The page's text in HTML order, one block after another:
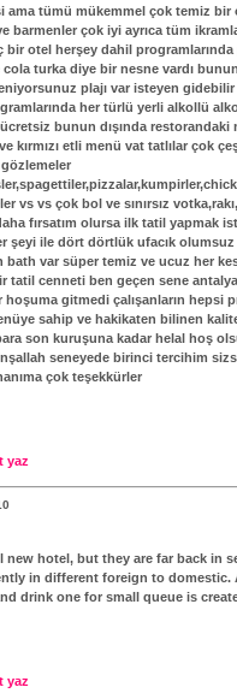
ama tümü mükemmel çok temiz
barmenler çok iyi ayrıca tüm
bir otel herşey dahil programlarında
turka diye bir nesne vardı
plajı var isteyen
her türlü yerli alkollü
bunun dışında restorandaki
kırmızı etli menü vat tatlılar çok
vs vs çok bol ve sınırsız
fırsatım olursa ilk tatil yapmak
şeyi ile dört dörtlük ufacık olumsuz
bath var süper temiz ve ucuz her
tatil cenneti ben geçen sene
hoşuma gitmedi çalışanların hepsi
sahip ve hakikaten bilinen
son kuruşuna kadar helal hoş
seneyede birinci tercihim
çok teşekkürler
yaz
new hotel, but they are far back in
in different foreign to domestic.
drink one for small queue is
yaz